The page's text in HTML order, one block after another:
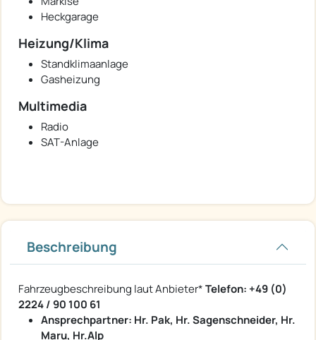
Heckgarage
Heizung/Klima
Standklimaanlage
Gasheizung
Multimedia
Radio
SAT-Anlage
Beschreibung
Fahrzeugbeschreibung laut Anbieter*Telefon: +49 (0)
2224 / 90 100 61
Ansprechpartner: Hr. Pak, Hr. Sagenschneider, Hr.
Maru, Hr.Alp